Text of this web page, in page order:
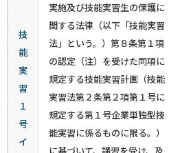
技
能
実
習
１
号
イ
実施及び技能実習生の保護に
関する法律（以下「技能実習
法」という。）第８条第１項
の認定（注）を受けた同項に
規定する技能実習計画（技能
実習法第２条第２項第１号に
規定する第１号企業単独型技
能実習に係るものに限る。）